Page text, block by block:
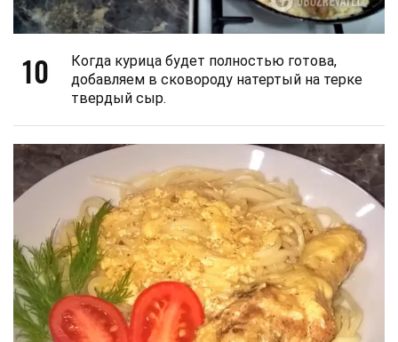
10
Когда курица будет полностью готова,
добавляем в сковороду натертый на терке
твердый сыр.